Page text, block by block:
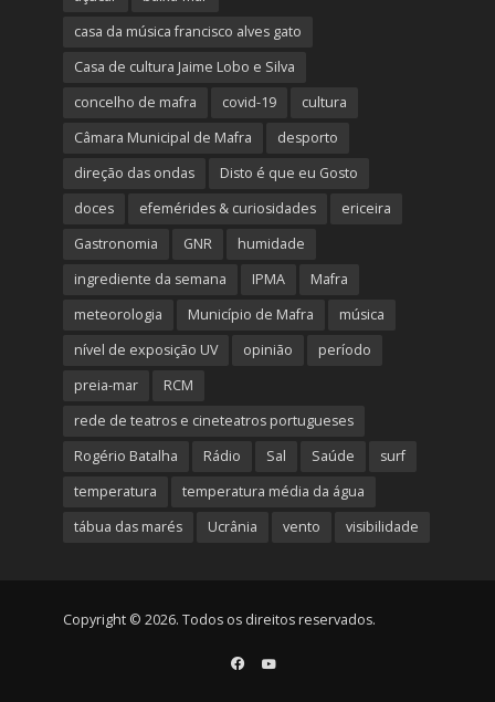
casa da música francisco alves gato
Casa de cultura Jaime Lobo e Silva
concelho de mafra
covid-19
cultura
Câmara Municipal de Mafra
desporto
direção das ondas
Disto é que eu Gosto
doces
efemérides & curiosidades
ericeira
Gastronomia
GNR
humidade
ingrediente da semana
IPMA
Mafra
meteorologia
Município de Mafra
música
nível de exposição UV
opinião
período
preia-mar
RCM
rede de teatros e cineteatros portugueses
Rogério Batalha
Rádio Sal Saúde
surf
temperatura
temperatura média da água
tábua das marés
Ucrânia vento visibilidade
Copyright © 2026. Todos os direitos reservados.